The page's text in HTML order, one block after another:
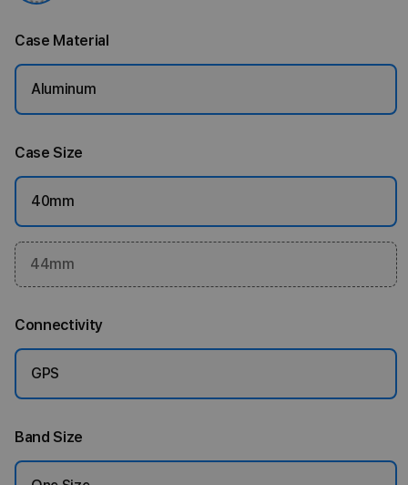
Case Material
Aluminum
Case Size
40mm
44mm
Connectivity
GPS
Band Size